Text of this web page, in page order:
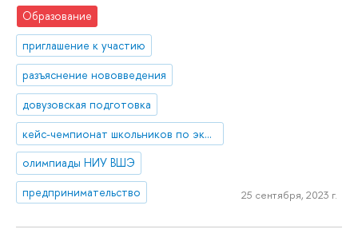
Образование
приглашение к участию
разъяснение нововведения
довузовская подготовка
кейс-чемпионат школьников по экономике и предпринимательству
олимпиады НИУ ВШЭ
предпринимательство
25 сентября, 2023 г.